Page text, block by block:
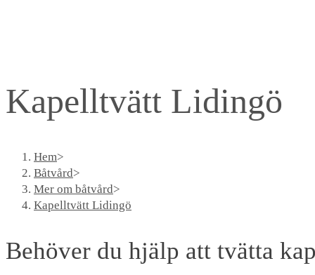
Kapelltvätt Lidingö
Hem>
Båtvård>
Mer om båtvård>
Kapelltvätt Lidingö
Behöver du hjälp att tvätta